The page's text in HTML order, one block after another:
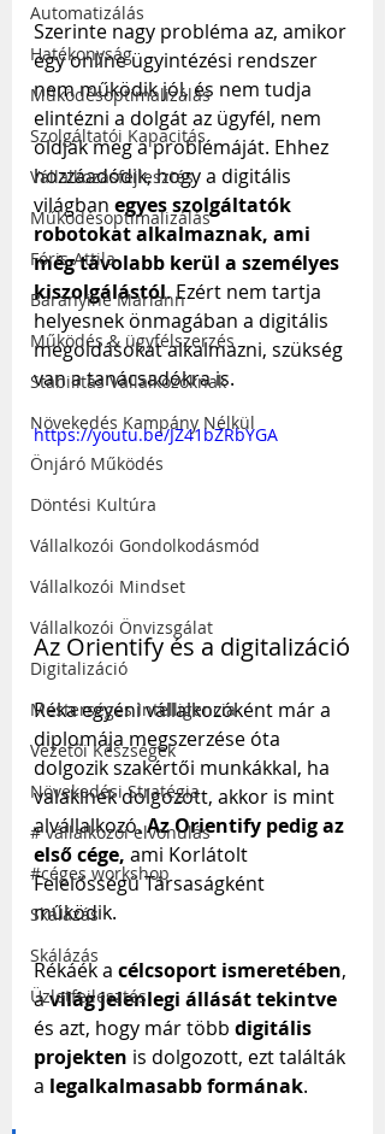
Automatizálás
Hatékonyság
Működésoptimalizálás
Szolgáltatói Kapacitás
Vállalkozásfejlesztés
Működésoptimalizálás
Fóris Attila
Baranyiné Mariann
Működés & ügyfélszerzés
Stabilitás Vállalkozóknak
Növekedés Kampány Nélkül
Önjáró Működés
Döntési Kultúra
Vállalkozói Gondolkodásmód
Vállalkozói Mindset
Vállalkozói Önvizsgálat
Digitalizáció
Mesterséges Intelligencia
Vezetői Készségek
Növekedési Stratégia
# vállalkozói elvonulás
#céges workshop
Skálázás
Skálázás
Üzletfejlesztés
Szerinte nagy probléma az, amikor
egy online ügyintézési rendszer
nem működik jól, és nem tudja
elintézni a dolgát az ügyfél, nem
oldják meg a problémáját. Ehhez
hozzáadódik, hogy a digitális
világban egyes szolgáltatók
robotokat alkalmaznak, ami
még távolabb kerül a személyes
kiszolgálástól. Ezért nem tartja
helyesnek önmagában a digitális
megoldásokat alkalmazni, szükség
van a tanácsadókra is.
https://youtu.be/JZ41bZRbYGA
Az Orientify és a digitalizáció
Réka egyéni vállalkozóként már a
diplomája megszerzése óta
dolgozik szakértői munkákkal, ha
valakinek dolgozott, akkor is mint
alvállalkozó. Az Orientify pedig az
első cége, ami Korlátolt
Felelősségű Társaságként
működik.
Rékáék a célcsoport ismeretében,
a világ jelenlegi állását tekintve
és azt, hogy már több digitális
projekten is dolgozott, ezt találták
a legalkalmasabb formának.